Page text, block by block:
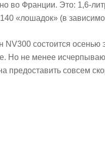
во Франции. Это: 1,6-
«лошадок» (в
состоится осенью
Но не менее
предоставить совсем